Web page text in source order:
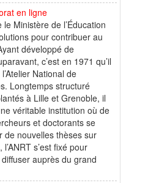
en ligne
Ministère de l’Éducation
pour contribuer au
développé de
c’est en 1971 qu’il
National de
Longtemps structuré
à Lille et Grenoble, il
véritable institution où de
et doctorants se
de nouvelles thèses sur
s’est fixé pour
auprès du grand